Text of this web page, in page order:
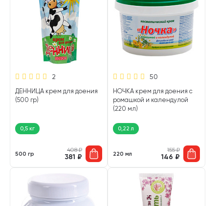
2
ДЕННИЦА крем для доения
(500 гр)
0,5 кг
500 гр
408₽
381 ₽
50
НОЧКА крем для доения с
ромашкой и календулой
(220 мл)
0,22 л
220 мл
155₽
146 ₽